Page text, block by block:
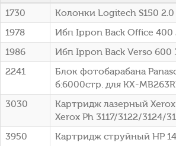
1730
Колонки Logitech S150
1978
Ибп Ippon Back Office
1986
Ибп Ippon Back Verso 600
2241
Блок фотобарабана
б:6000стр. для KX-
3030
Картридж лазерный
Xerox Ph 3117/3122/3124/
3950
Картридж струйный HP